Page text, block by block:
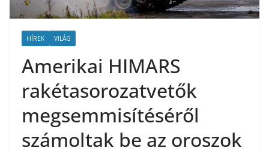
HÍREK VILÁG
Amerikai HIMARS
rakétasorozatvetők
megsemmisítéséről
számoltak be az oroszok